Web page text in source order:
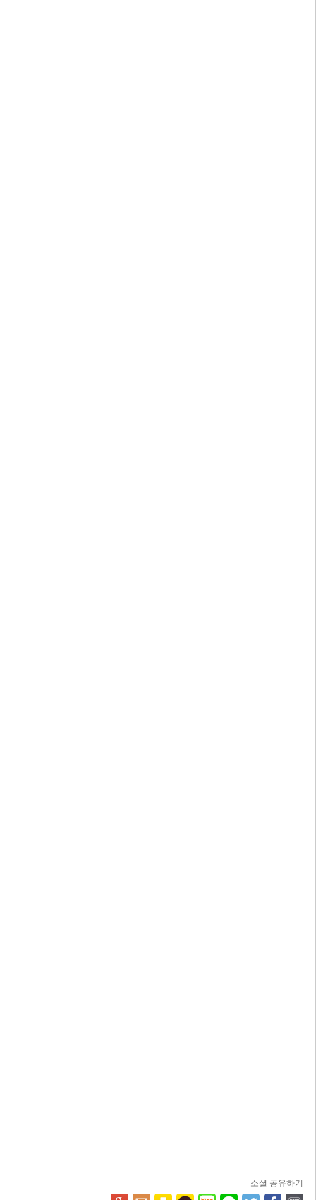
소셜 공유하기